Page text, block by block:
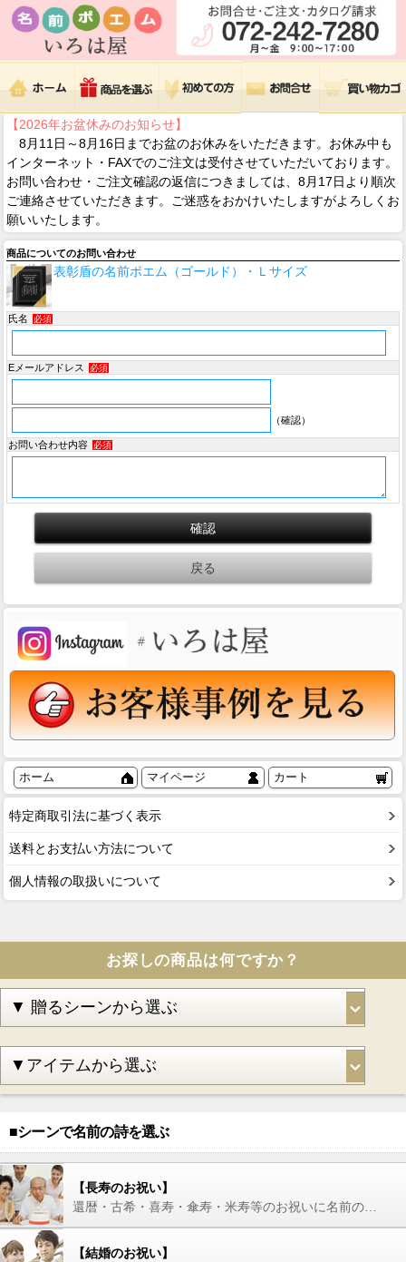
【2026年お盆休みのお知らせ】
8月11日～8月16日までお盆のお休みをいただきます。お休み中も
インターネット・FAXでのご注文は受付させていただいております。
お問い合わせ・ご注文確認の返信につきましては、8月17日より順次
ご連絡させていただきます。ご迷惑をおかけいたしますがよろしくお
願いいたします。
商品についてのお問い合わせ
表彰盾の名前ポエム（ゴールド）・Ｌサイズ
氏名 必須
Eメールアドレス 必須
（確認）
お問い合わせ内容 必須
ホーム マイページ カート
特定商取引法に基づく表示
送料とお支払い方法について
個人情報の取扱いについて
お探しの商品は何ですか？
■シーンで名前の詩を選ぶ
【長寿のお祝い】
【結婚のお祝い】